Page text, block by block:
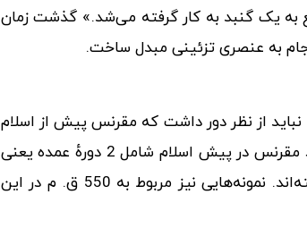
به یک گنبد به کار گرفته می‌شد.» گذشت زمان
به عنصری تزئینی مبدل ساخت.
از نظر دور داشت که مقرنس پیش از اسلام
با مقرنس پس از اسلام تفاوت‌های قابل توجه و آشکاری دارد. کاربرد مقرنس در پیش اسلام شامل 2 دورهٔ عمده یعنی
250 ق. م تا 224 ب. م و از 224 ب. م تا زمان ظهور اسلام دانسته‌اند. نمونه‌هایی نیز مربوط به 550 ق. م در این